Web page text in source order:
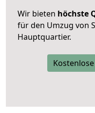
Wir bieten höchste
für den Umzug von
Hauptquartier.